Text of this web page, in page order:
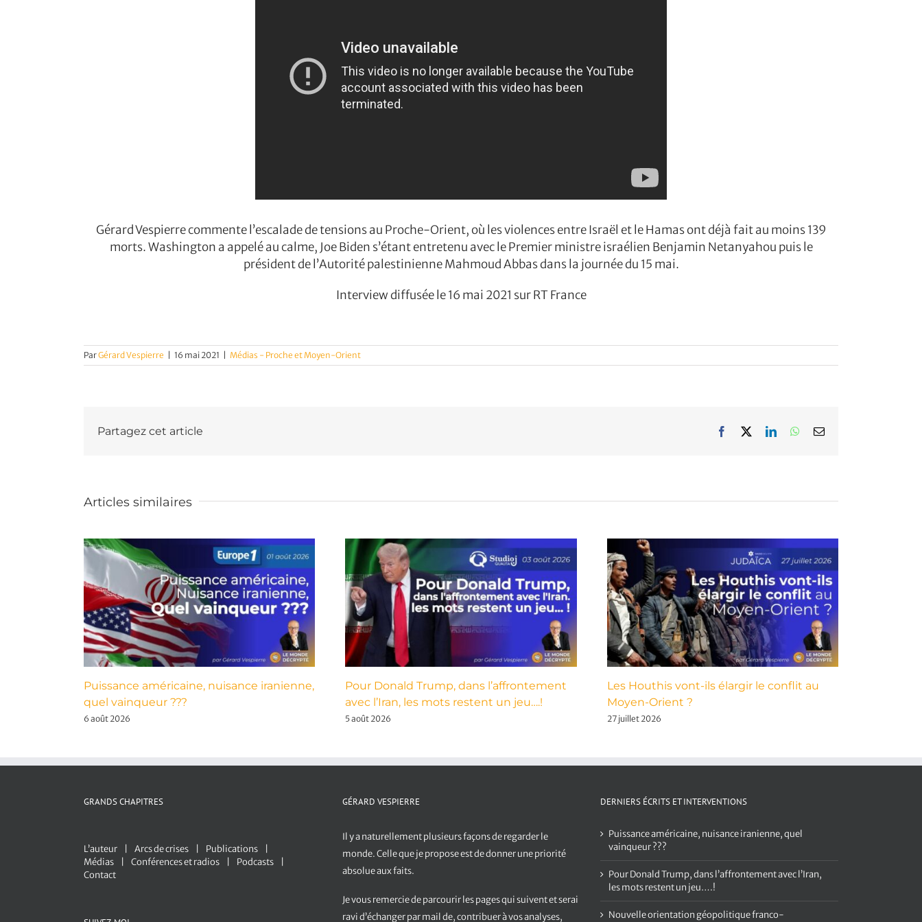
Gérard Vespierre commente l’escalade de tensions au Proche-Orient, où les violences entre Israël et le Hamas ont déjà fait au moins 139
morts. Washington a appelé au calme, Joe Biden s’étant entretenu avec le Premier ministre israélien Benjamin Netanyahou puis le
président de l’Autorité palestinienne Mahmoud Abbas dans la journée du 15 mai.
Interview diffusée le 16 mai 2021 sur RT France
ParGérard Vespierre 16 mai 2021 Médias - Proche et Moyen-Orient
Partagez cet article Facebook LinkedInWhatsApp
Email
Articles similaires
Puissance américaine, nuisance iranienne,
quel vainqueur ???
6 août 2026
Pour Donald Trump, dans l’affrontement
avec l’Iran, les mots restent un jeu….!
5 août 2026
Les Houthis vont-ils élargir le conflit au
Moyen-Orient ?
27 juillet 2026
GRANDS CHAPITRES
L’auteur Arcs de crises
Publications
Médias
Conférences et radios
Podcasts
Contact
GÉRARD VESPIERRE
Il y a naturellement plusieurs façons de regarder le
monde. Celle que je propose est de donner une priorité
absolue aux faits.
Je vous remercie de parcourir les pages qui suivent et serai
ravi d’échanger par mail de, contribuer à vos analyses,
DERNIERS ÉCRITS ET INTERVENTIONS
Puissance américaine, nuisance iranienne, quel
vainqueur ???
Pour Donald Trump, dans l’affrontement avec l’Iran,
les mots restent un jeu….!
Nouvelle orientation géopolitique franco-